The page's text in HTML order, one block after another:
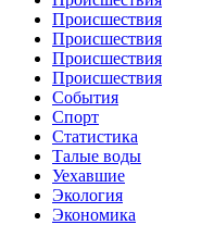
Происшествия
Происшествия
Происшествия
Происшествия
События
Спорт
Статистика
Талые воды
Уехавшие
Экология
Экономика